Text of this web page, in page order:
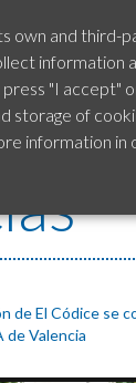
Advice
de El Códice se
de Valencia
own and third-
information
"I accept"
storage of
information in